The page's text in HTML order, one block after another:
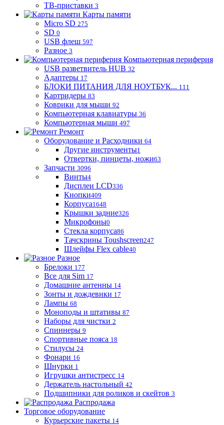
ТВ-приставки 3
Карты памяти
Micro SD 275
SD 0
USB флеш 597
Разное 3
Компьютерная периферия
USB разветвитель HUB 32
Адаптеры 17
БЛОКИ ПИТАНИЯ ДЛЯ НОУТБУК... 111
Картридеры 83
Коврики для мыши 92
Компьютерная клавиатуры 36
Компьютерная мыши 497
Ремонт
Оборудование и Расходники 64
Другие инструменты1
Отвертки, пинцеты, ножи63
Запчасти 3096
Винты4
Дисплеи LCD336
Кнопки409
Корпуса1648
Крышки задние326
Микрофоны0
Стекла корпуса86
Тачскрины Toushscreen247
Шлейфы Flex cable40
Разное
Брелоки 177
Все для Sim 17
Домашние антенны 14
Зонты и дождевики 17
Лампы 68
Моноподы и штативы 87
Наборы для чистки 2
Спиннеры 9
Спортивные пояса 18
Стилусы 24
Фонари 16
Шнурки 1
Игрушки антистресс 14
Держатель настольный 42
Подшипники для роликов и скейтов 3
Распродажа
Торговое оборудование
Курьерские пакеты 14